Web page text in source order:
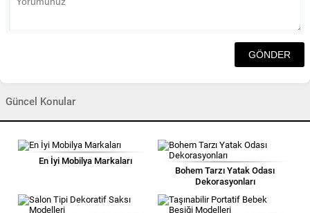
Güncel Konular
En İyi Mobilya Markaları
Bohem Tarzı Yatak Odası
Dekorasyonları